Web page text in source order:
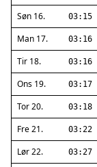
Søn 16. 03:15
Man 17. 03:16
Tir 18. 03:16
Ons 19. 03:17
Tor 20. 03:18
Fre 21. 03:22
Lør 22. 03:27